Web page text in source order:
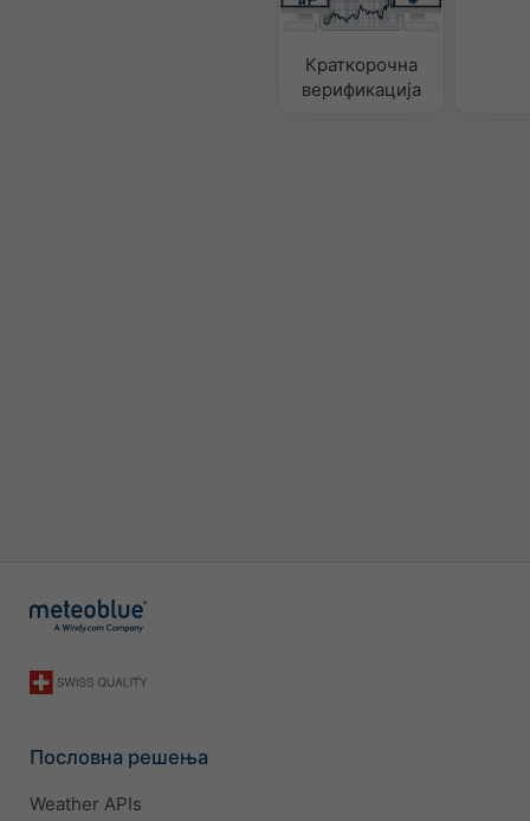
Краткорочна
верификација
Пословна решења
Weather APIs